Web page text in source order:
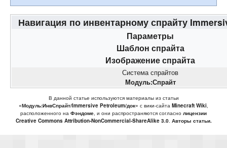
Навигация по инвентарному спрайту
Параметры
Шаблон спрайта
Изображение спрайта
Система спрайтов
Модуль:Спрайт
В данной статье используются материалы из статьи
«Модуль:ИнвСпрайт/Immersive Petroleum/док» с вики-сайта Minecraft Wiki,
расположенного на Фэндоме, и они распространяются согласно лицензии
Creative Commons Attribution-NonCommercial-ShareAlike 3.0. Авторы статьи.